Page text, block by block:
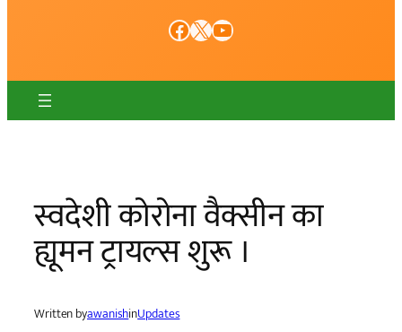
Facebook X YouTube
स्वदेशी कोरोना वैक्सीन का
ह्यूमन ट्रायल्स शुरू ।
Written byawanishinUpdates